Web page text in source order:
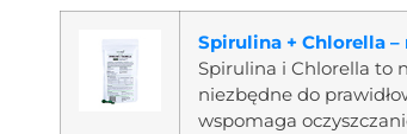
Spirulina + Chlorella
Spirulina i Chlorella to
niezbędne do
wspomaga